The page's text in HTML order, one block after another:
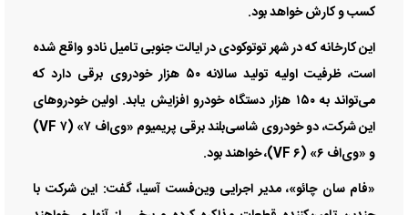
کسب و کارش خواهد بود.
این کارخانه که در شهر توتوکودی در ایالت جنوبی تامیل نادو واقع شده
است، ظرفیت اولیه تولید سالانه ۵۰ هزار خودروی برقی دارد که
می‌تواند به ۱۵۰ هزار دستگاه خودرو افزایش یابد. اولین خودرو‌های
این شرکت، دو خودروی شاسی‌بلند برقی پریمیوم «وی‌اف ۷» (VF ۷)
و «وی‌اف ۶» (VF ۶)، خواهند بود.
«فام سان چائو»، مدیر اجرایی وین‌فست آسیا، گفت: این شرکت با